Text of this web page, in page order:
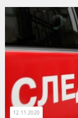
12.11.2020